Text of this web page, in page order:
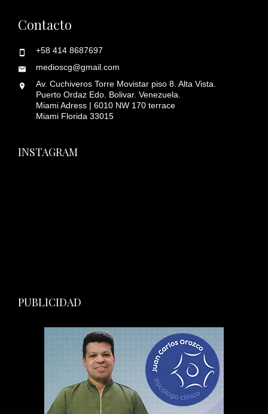
Contacto
+58 414 8687697
medioscg@gmail.com
Av. Cuchiveros Torre Movistar piso 8. Alta Vista.
Puerto Ordaz Edo. Bolivar. Venezuela.
Miami Adress | 6010 NW 170 terrace
Miami Florida 33015
INSTAGRAM
PUBLICIDAD